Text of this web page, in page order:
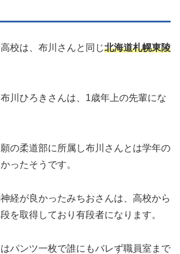
校は、布川さんと同じ北海道札幌東陵
川ひろきさんは、1歳年上の先輩にな
の柔道部に所属し布川さんとは学年の
ったそうです。
経が良かったみちおさんは、高校から
を取得しており有段者になります。
パンツ一枚で誰にもバレず職員室まで